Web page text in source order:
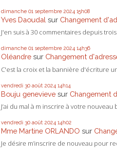
dimanche 01 septembre 2024 15h08
Yves Daoudal sur Changement
J'en suis à 30 commentaires depuis
dimanche 01 septembre 2024 14h36
Oléandre sur Changement
C'est la croix et la bannière d'écriture
vendredi 30 août 2024 14h14
Bouju genevieve sur Changement
J’ai du mal à m inscrire à votre nouveau
vendredi 30 août 2024 14h02
Mme Martine ORLANDO sur
Je désire m’inscrire de nouveau pour